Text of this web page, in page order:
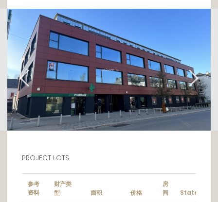
Chaque élément est pensé dans une
ambiance qualitative et propice au bien-être.
Finitions soignées, agencement intelligent, le
Phoenix a du caractère. Entièrement meublé,
chaque appartement dispose de tous les
équipements nécessaires au confort de vie
des résidents. Le mobilier choisi participe à
l'élégance du lieu, et dégage une
atmosphère douce, chaleureuse et
réconfortante.
- Box de lit : ensemble en bois composé d'un
- Table à manger, chaise(s)* et tabouret(s)*
de bar;
PROJECT LOTS
参考
资料
财产类
型
面积 价格
房
间
State